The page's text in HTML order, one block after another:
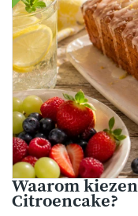
Waarom
Citroencake?